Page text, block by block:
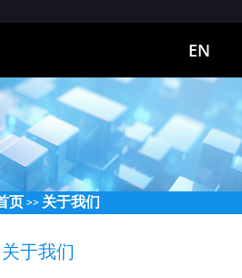
EN
页>> 关于我们
关于我们